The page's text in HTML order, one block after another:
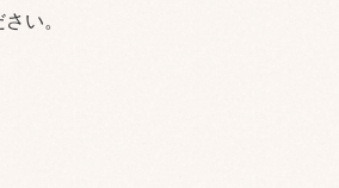
い。